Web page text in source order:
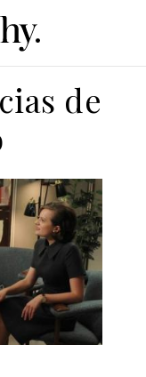
de